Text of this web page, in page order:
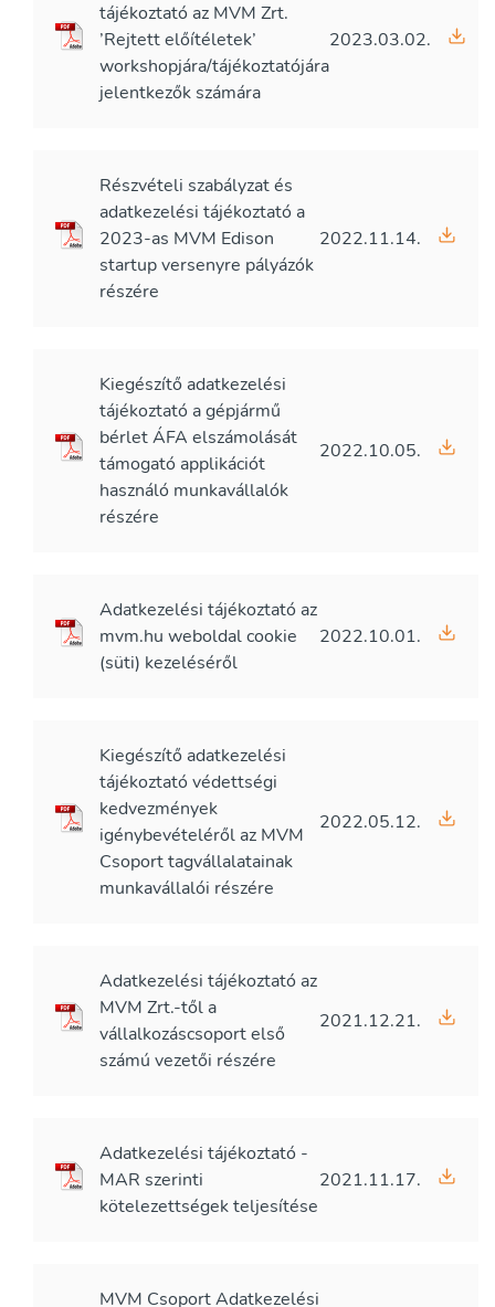
tájékoztató az MVM Zrt.
’Rejtett előítéletek’
workshopjára/tájékoztatójára
jelentkezők számára
2023.03.02.
Részvételi szabályzat és
adatkezelési tájékoztató a
2023-as MVM Edison
startup versenyre pályázók
részére
2022.11.14.
Kiegészítő adatkezelési
tájékoztató a gépjármű
bérlet ÁFA elszámolását
támogató applikációt
használó munkavállalók
részére
2022.10.05.
Adatkezelési tájékoztató az
mvm.hu weboldal cookie
(süti) kezeléséről
2022.10.01.
Kiegészítő adatkezelési
tájékoztató védettségi
kedvezmények
igénybevételéről az MVM
Csoport tagvállalatainak
munkavállalói részére
2022.05.12.
Adatkezelési tájékoztató az
MVM Zrt.-től a
vállalkozáscsoport első
számú vezetői részére
2021.12.21.
Adatkezelési tájékoztató -
MAR szerinti
kötelezettségek teljesítése
2021.11.17.
MVM Csoport Adatkezelési